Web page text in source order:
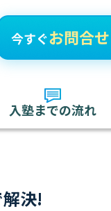
入塾までの流れ
決!